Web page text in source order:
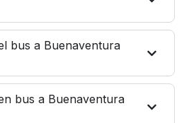
bus a Buenaventura
bus a Buenaventura